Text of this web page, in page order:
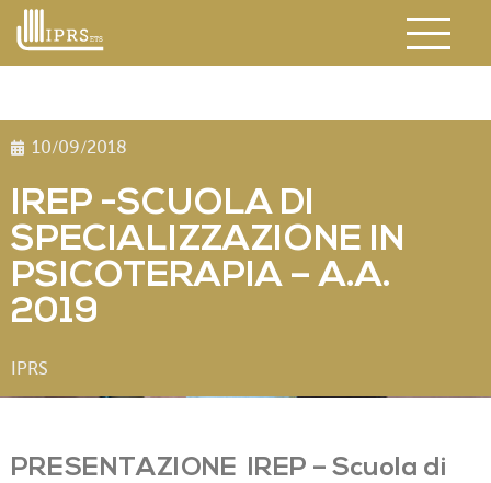
10/09/2018
IREP -SCUOLA DI
SPECIALIZZAZIONE IN
PSICOTERAPIA – A.A.
2019
IPRS
PRESENTAZIONE IREP – Scuola di